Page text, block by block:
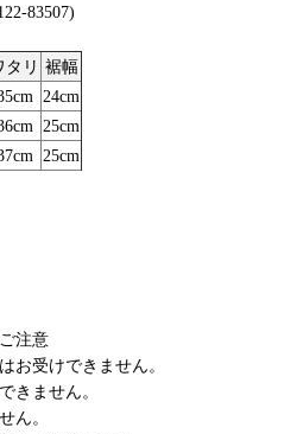
83507)
タリ 裾幅
24cm
25cm
25cm
注意
お受けできません。
きません。
ん。